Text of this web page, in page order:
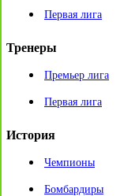
Первая лига
Тренеры
Премьер лига
Первая лига
История
Чемпионы
Бомбардиры